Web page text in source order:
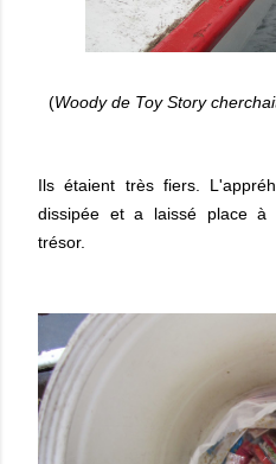
(Woody de Toy Story
Ils étaient très fiers.
dissipée et a laissé place à
trésor.